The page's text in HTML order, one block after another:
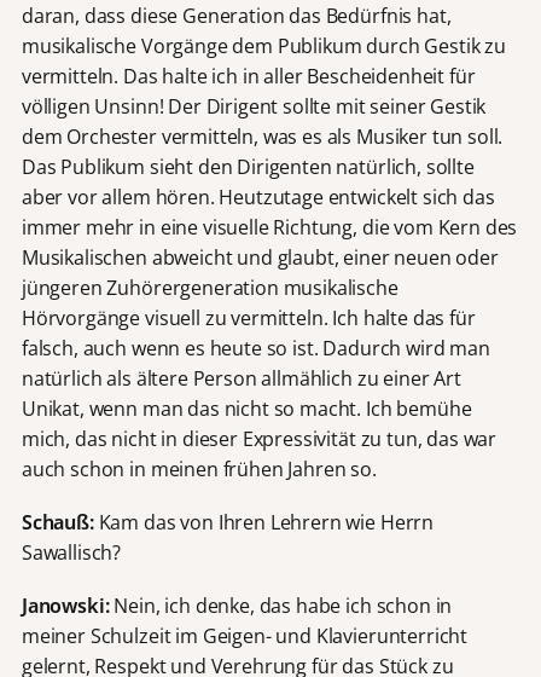
daran, dass diese Generation das Bedürfnis hat,
musikalische Vorgänge dem Publikum durch Gestik zu
vermitteln. Das halte ich in aller Bescheidenheit für
völligen Unsinn! Der Dirigent sollte mit seiner Gestik
dem Orchester vermitteln, was es als Musiker tun soll.
Das Publikum sieht den Dirigenten natürlich, sollte
aber vor allem hören. Heutzutage entwickelt sich das
immer mehr in eine visuelle Richtung, die vom Kern des
Musikalischen abweicht und glaubt, einer neuen oder
jüngeren Zuhörergeneration musikalische
Hörvorgänge visuell zu vermitteln. Ich halte das für
falsch, auch wenn es heute so ist. Dadurch wird man
natürlich als ältere Person allmählich zu einer Art
Unikat, wenn man das nicht so macht. Ich bemühe
mich, das nicht in dieser Expressivität zu tun, das war
auch schon in meinen frühen Jahren so.
Schauß:Kam das von Ihren Lehrern wie Herrn
Sawallisch?
Janowski:Nein, ich denke, das habe ich schon in
meiner Schulzeit im Geigen- und Klavierunterricht
gelernt, Respekt und Verehrung für das Stück zu